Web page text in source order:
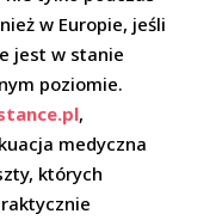
w Europie, jeśli
jest w stanie
poziomie.
,
medyczna
których